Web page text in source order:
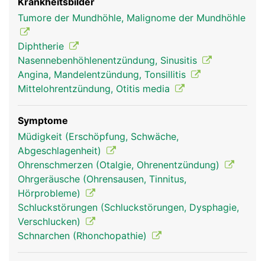
Tumore der Mundhöhle, Malignome der Mundhöhle
Diphtherie
Nasennebenhöhlenentzündung, Sinusitis
Angina, Mandelentzündung, Tonsillitis
Mittelohrentzündung, Otitis media
Symptome
Müdigkeit (Erschöpfung, Schwäche,
Abgeschlagenheit)
Ohrenschmerzen (Otalgie, Ohrenentzündung)
Ohrgeräusche (Ohrensausen, Tinnitus,
Hörprobleme)
Schluckstörungen (Schluckstörungen, Dysphagie,
Verschlucken)
Schnarchen (Rhonchopathie)